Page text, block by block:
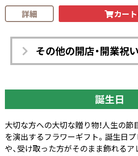
詳細 カー
その他の開店・開業祝
誕生日
大切な方への大切な贈り物！人生の節
を演出するフラワーギフト。誕生日
や、受け取った方がそのまま飾れるア